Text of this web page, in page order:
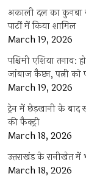
अकाली दल का कुनबा
पार्टी में किया शामिल
March 19, 2026
पश्चिमी एशिया
जांबाज कैप्टन, पत्नी
March 19, 2026
ट्रेन में छेड़खानी के
की फैक्ट्री
March 18, 2026
उत्तराखंड के रानीखेत
March 18, 2026